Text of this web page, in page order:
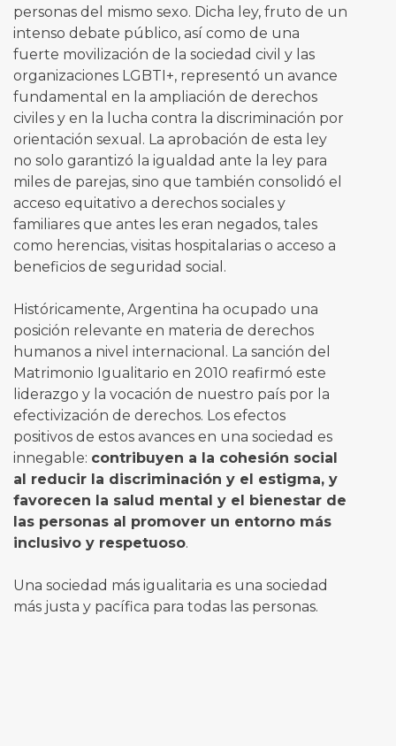
personas del mismo sexo. Dicha ley, fruto de un
intenso debate público, así como de una
fuerte movilización de la sociedad civil y las
organizaciones LGBTI+, representó un avance
fundamental en la ampliación de derechos
civiles y en la lucha contra la discriminación por
orientación sexual. La aprobación de esta ley
no solo garantizó la igualdad ante la ley para
miles de parejas, sino que también consolidó el
acceso equitativo a derechos sociales y
familiares que antes les eran negados, tales
como herencias, visitas hospitalarias o acceso a
beneficios de seguridad social.
Históricamente, Argentina ha ocupado una
posición relevante en materia de derechos
humanos a nivel internacional. La sanción del
Matrimonio Igualitario en 2010 reafirmó este
liderazgo y la vocación de nuestro país por la
efectivización de derechos. Los efectos
positivos de estos avances en una sociedad es
innegable: contribuyen a la cohesión social
al reducir la discriminación y el estigma, y
favorecen la salud mental y el bienestar de
las personas al promover un entorno más
inclusivo y respetuoso.
Una sociedad más igualitaria es una sociedad
más justa y pacífica para todas las personas.